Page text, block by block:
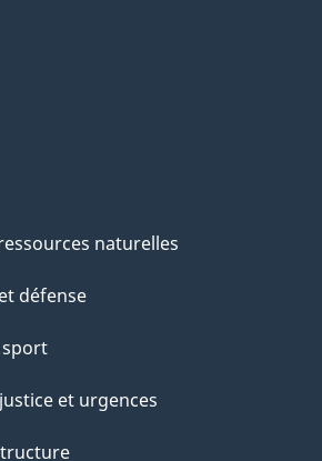
naturelles
défense
et urgences